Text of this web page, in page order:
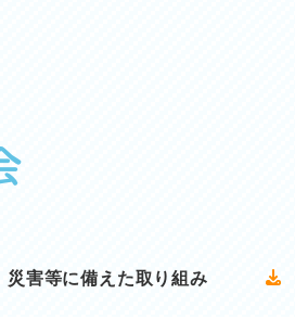
災害等に備えた取り組み